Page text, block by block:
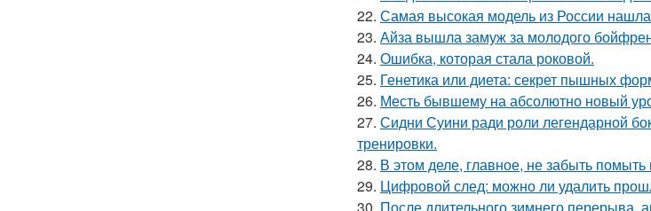
22. Самая высокая модель из России
23. Айза вышла замуж за молодого
24. Ошибка, которая стала роковой.
25. Генетика или диета: секрет пышных
26. Месть бывшему на абсолютно новый
27. Сидни Суини ради роли легендарной
тренировки.
28. В этом деле, главное, не забыть
29. Цифровой след: можно ли удалить